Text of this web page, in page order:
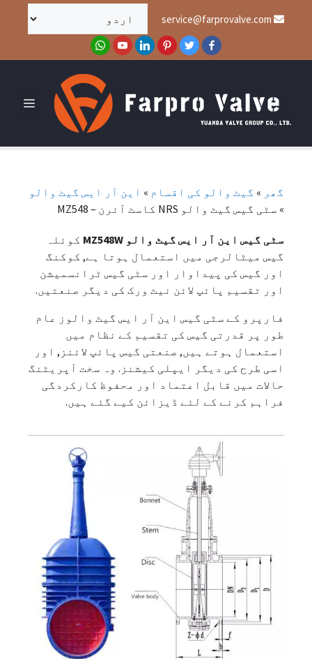
گھر » گیٹ والو کی اقسام » این آر ایس گیٹ والو
» سٹی گیس گیٹ والو NRS کاسٹ آئرن – MZ548
سٹی گیس این آر ایس گیٹ والو MZ548W
کوئلہ
گیس میٹالرجی میں استعمال ہوتا ہے, کوکنگ
اور گیس کی پیداوار اور سٹی گیس ٹرانسمیشن
اور تقسیم پائپ لائن نیٹ ورک کی دیگر صنعتیں.
فارپرو کے سٹی گیس این آر ایس گیٹ والوز عام
طور پر قدرتی گیس کی تقسیم کے نظام میں
استعمال ہوتے ہیں, صنعتی گیس پائپ لائنز, اور
اسی طرح کی دیگر ایپلی کیشنز. وہ سخت آپریٹنگ
حالات میں قابل اعتماد اور محفوظ کارکردگی
فراہم کرنے کے لئے ڈیزائن کیے گئے ہیں.